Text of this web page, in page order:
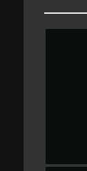
multiscelta